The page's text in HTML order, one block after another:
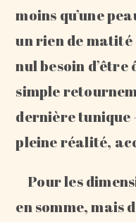
moins qu’une
un rien de matité
nul besoin d’être
simple
dernière tunique
pleine réalité,
Pour les
en somme, mais